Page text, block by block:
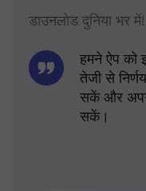
डाउनलोड दुनिया भर में!
हमने ऐप को
तेजी से
सकें और
सकें।